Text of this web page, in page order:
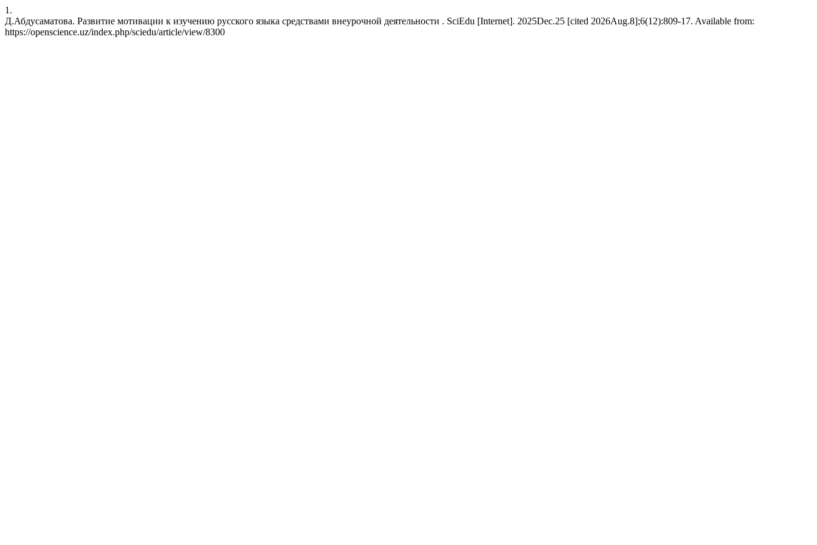
1.
Д.Абдусаматова. Развитие мотивации к изучению русского языка средствами внеурочной деятельности . SciEdu [Internet]. 2025Dec.25 [cited 2026Aug.8];6(12):809-17. Available from:
https://openscience.uz/index.php/sciedu/article/view/8300